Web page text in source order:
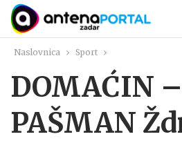
Naslovnica Sport
DOMAĆIN
PAŠMAN